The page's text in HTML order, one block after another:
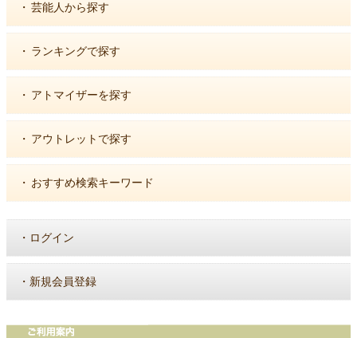
・ 芸能人から探す
・ ランキングで探す
・ アトマイザーを探す
・ アウトレットで探す
・ おすすめ検索キーワード
・ ログイン
・ 新規会員登録